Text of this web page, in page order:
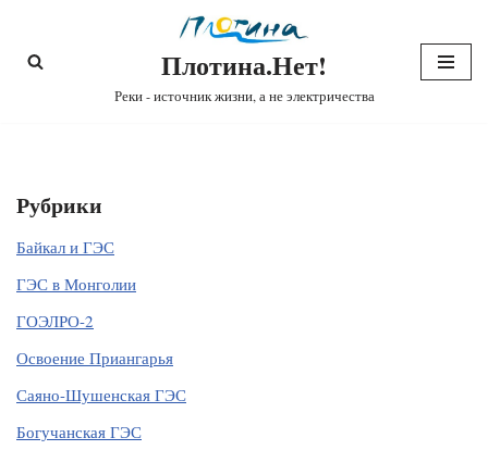
Перейти
Плотина.Нет!
Реки - источник жизни, а не электричества
Рубрики
Байкал и ГЭС
ГЭС в Монголии
ГОЭЛРО-2
Освоение Приангарья
Саяно-Шушенская ГЭС
Богучанская ГЭС